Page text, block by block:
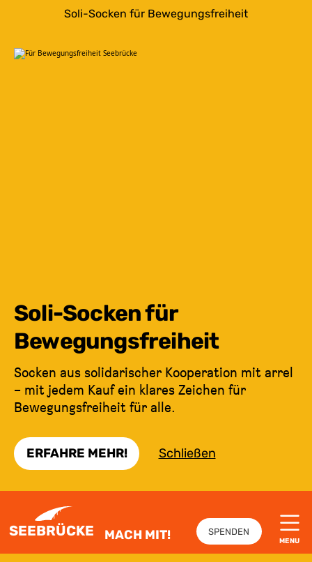
Soli-Socken für Bewegungsfreiheit
Soli-Socken für
Bewegungsfreiheit
Socken aus solidarischer Kooperation mit arrel
– mit jedem Kauf ein klares Zeichen für
Bewegungsfreiheit für alle.
ERFAHRE MEHR! Schließen
SEEBRÜCKE MACH MIT! SPENDEN
MENU